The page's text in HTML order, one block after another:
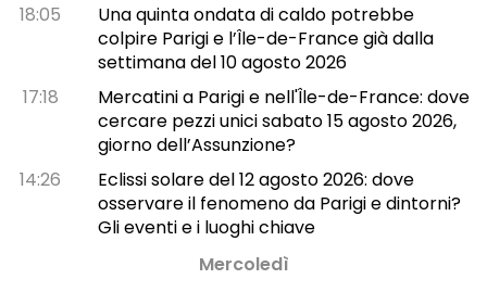
18:05
Una quinta ondata di caldo potrebbe
colpire Parigi e l’Île-de-France già dalla
settimana del 10 agosto 2026
17:18
Mercatini a Parigi e nell'Île-de-France: dove
cercare pezzi unici sabato 15 agosto 2026,
giorno dell’Assunzione?
14:26
Eclissi solare del 12 agosto 2026: dove
osservare il fenomeno da Parigi e dintorni?
Gli eventi e i luoghi chiave
Mercoledì